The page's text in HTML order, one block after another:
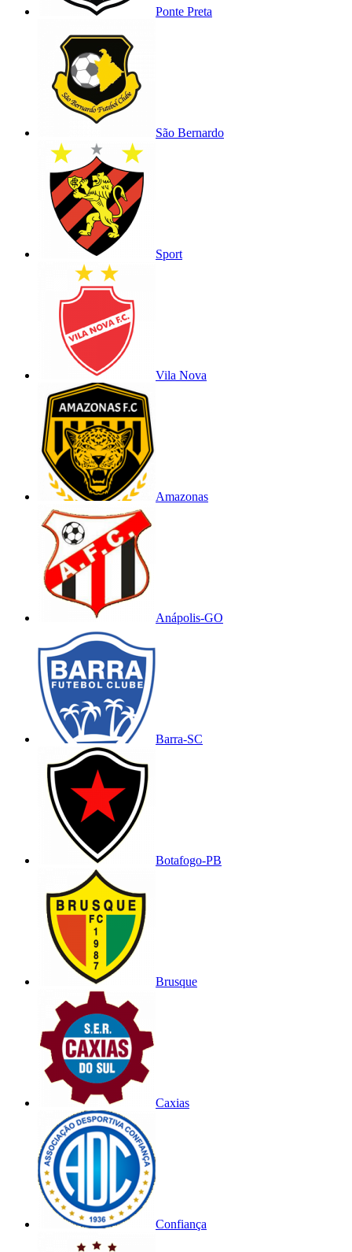
Ponte Preta
São Bernardo
Sport
Vila Nova
Amazonas
Anápolis-GO
Barra-SC
Botafogo-PB
Brusque
Caxias
Confiança